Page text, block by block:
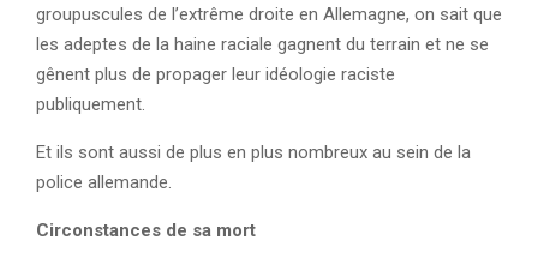
groupuscules de l’extrême droite en Allemagne, on sait que
les adeptes de la haine raciale gagnent du terrain et ne se
gênent plus de propager leur idéologie raciste
publiquement.
Et ils sont aussi de plus en plus nombreux au sein de la
police allemande.
Circonstances de sa mort